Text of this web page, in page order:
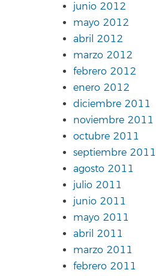
junio 2012
mayo 2012
abril 2012
marzo 2012
febrero 2012
enero 2012
diciembre 2011
noviembre 2011
octubre 2011
septiembre 2011
agosto 2011
julio 2011
junio 2011
mayo 2011
abril 2011
marzo 2011
febrero 2011